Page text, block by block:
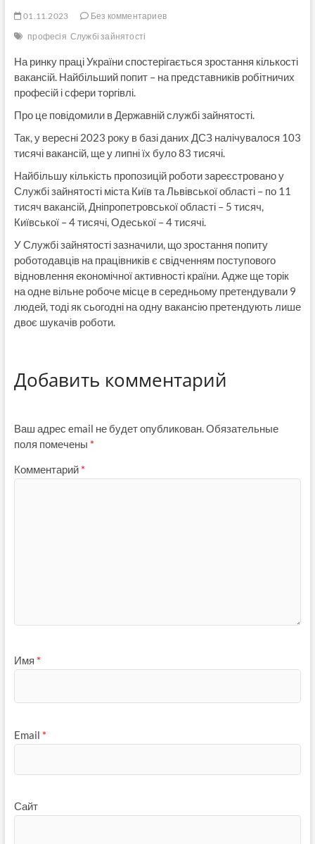
01.11.2023
Без комментариев
професія Службі зайнятості
На ринку праці України спостерігається зростання кількості
вакансій. Найбільший попит – на представників робітничих
професій і сфери торгівлі.
Про це повідомили в Державній службі зайнятості.
Так, у вересні 2023 року в базі даних ДСЗ налічувалося 103
тисячі вакансій, ще у липні їх було 83 тисячі.
Найбільшу кількість пропозицій роботи зареєстровано у
Службі зайнятості міста Київ та Львівської області – по 11
тисяч вакансій, Дніпропетровської області – 5 тисяч,
Київської – 4 тисячі, Одеської – 4 тисячі.
У Службі зайнятості зазначили, що зростання попиту
роботодавців на працівників є свідченням поступового
відновлення економічної активності країни. Адже ще торік
на одне вільне робоче місце в середньому претендували 9
людей, тоді як сьогодні на одну вакансію претендують лише
двоє шукачів роботи.
Добавить комментарий
Ваш адрес email не будет опубликован.Обязательные
поля помечены *
Комментарий *
Имя *
Email *
Сайт